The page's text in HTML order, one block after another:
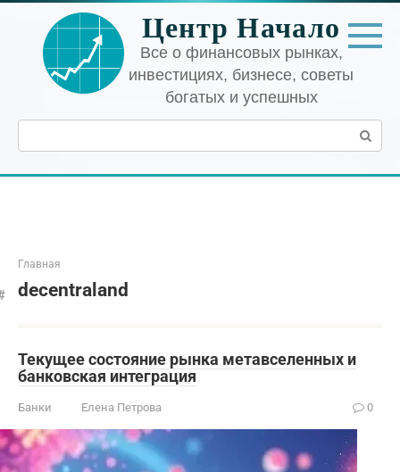
Перейти
контенту
Центр Начало
Все о финансовых рынках,
инвестициях, бизнесе, советы
богатых и успешных
Поиск:
Главная
decentraland
Текущее состояние рынка метавселенных и
банковская интеграция
Банки Елена Петрова 0